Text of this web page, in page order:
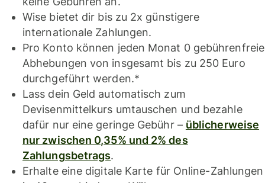
Wise bietet dir bis zu 2x günstigere
internationale Zahlungen.
Pro Konto können jeden Monat 0 gebührenfreie
Abhebungen von insgesamt bis zu 250 Euro
durchgeführt werden.*
Lass dein Geld automatisch zum
Devisenmittelkurs umtauschen und bezahle
dafür nur eine geringe Gebühr – üblicherweise
nur zwischen 0,35% und 2% des
Zahlungsbetrags.
Erhalte eine digitale Karte für Online-Zahlungen